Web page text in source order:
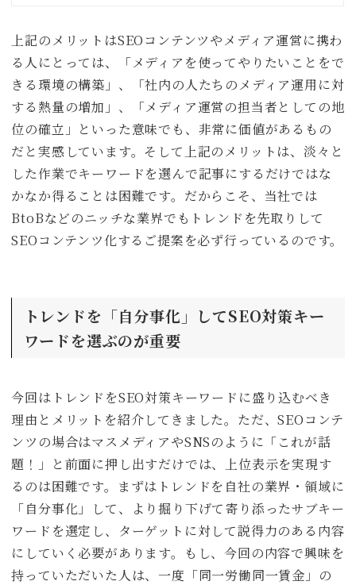
上記のメリットはSEOコンテンツやメディア運営に携わ
る人にとっては、「メディアを使ってやりたいことをで
きる環境の構築」、「社内の人たちのメディア運用に対
する熱量の増加」、「メディア運営の担当者としての地
位の確立」といった意味でも、非常に価値があるもの
だと実感しています。そして上記のメリットは、淡々と
した作業でキーワードを選んで記事にするだけではな
かなか得ることは困難です。だからこそ、当社では
BtoBなどのニッチな業界でもトレンドを先取りして
SEOコンテンツ化するご提案を必ず行っているのです。
トレンドを「自分事化」してSEO対策キー
ワードを選ぶのが重要
今回はトレンドをSEO対策キーワードに盛り込むべき
理由とメリットを紹介してきました。ただ、SEOコンテ
ンツの場合はマスメディアやSNSのように「これが話
題！」と前面に押し出すだけでは、上位表示を実現す
るのは困難です。まずはトレンドを自社の業界・領域に
「自分事化」して、より掘り下げて寄り添ったサブキー
ワードを選定し、ターゲットに対して説得力のある内容
にしていく必要があります。もし、今回の内容で興味を
持っていただいた人は、一度「同一労働同一賃金」の